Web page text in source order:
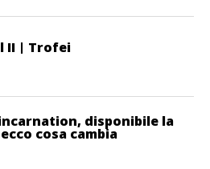
II | Trofei
disponibile la
cosa cambia